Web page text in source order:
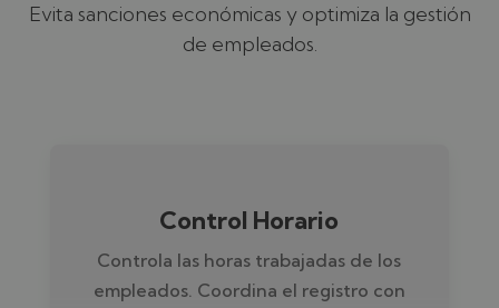
Evita sanciones económicas y optimiza la gestión
de empleados.
Control Horario
Controla las horas trabajadas de los
empleados. Coordina el registro con